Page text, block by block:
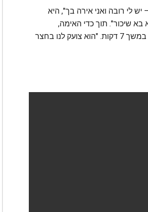
לי רובה ואני אירה בך", היא
שיכור". תוך כדי האימה,
כשבעלה מגן על הבית, אפרת התחננה בפני מוקד 911 להגעת המשטרה במשך 7 דקות. "הוא צועק לנו בחצר